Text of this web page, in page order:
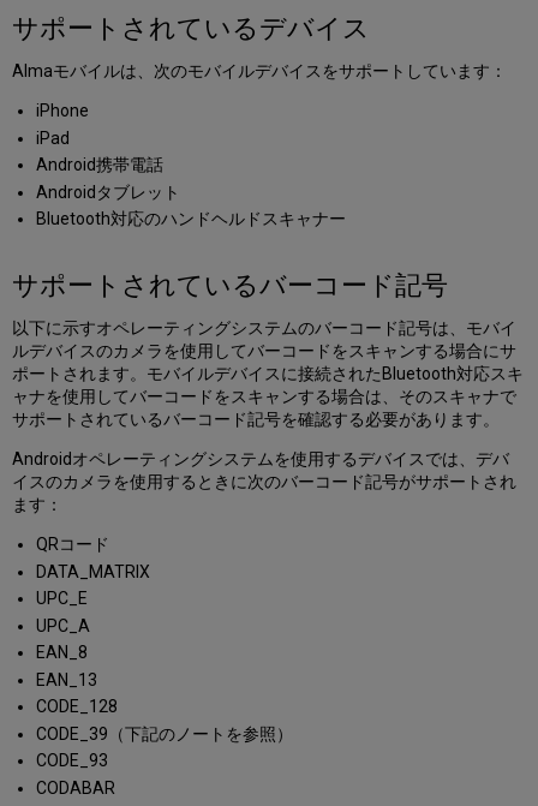
ト
さ
れ
て
い
る
バ
ー
コ
ー
号
開
始、
な
ら
び
ロ
グ
イ
設
定
の
操
作
モ
バ
イ
ル
か
サポートされているデバイス
Almaモバイルは、次のモバイルデバイスをサポートしています：
iPhone
iPad
Android携帯電話
Androidタブレット
Bluetooth対応のハンドヘルドスキャナー
サポートされているバーコード記号
以下に示すオペレーティングシステムのバーコード記号は、モバイ
ルデバイスのカメラを使用してバーコードをスキャンする場合にサ
ポートされます。モバイルデバイスに接続されたBluetooth対応スキ
ャナを使用してバーコードをスキャンする場合は、そのスキャナで
サポートされているバーコード記号を確認する必要があります。
Androidオペレーティングシステムを使用するデバイスでは、デバ
イスのカメラを使用するときに次のバーコード記号がサポートされ
ます：
QRコード
DATA_MATRIX
UPC_E
UPC_A
EAN_8
EAN_13
CODE_128
CODE_39（下記のノートを参照）
CODE_93
CODABAR